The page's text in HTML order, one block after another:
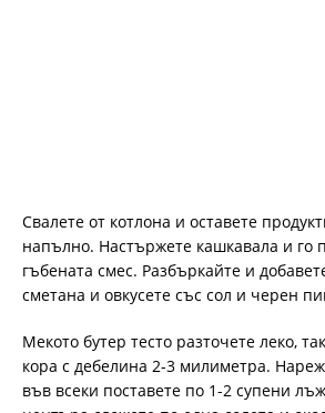
Свалете от котлона и оставете
напълно. Настържете кашкавала и го
гъбената смес. Разбъркайте и
сметана и овкусете със сол и черен
Мекото бутер тесто разточете леко,
кора с дебелина 2-3 милиметра.
във всеки поставете по 1-2 супени